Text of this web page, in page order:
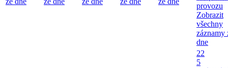
provozu
Zobrazit
všechny
záznamy
dne
22
5